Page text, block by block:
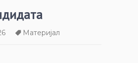
Материјал